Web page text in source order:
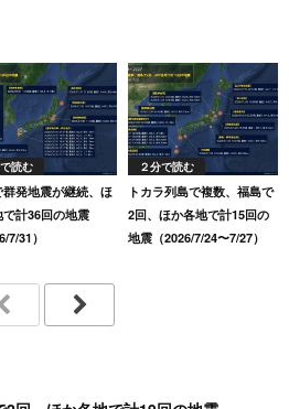
読む
群発地震が継続、ほ
で計36回の地震
7/31）
２分で読む
トカラ列島で複数、福島で
2回、ほか各地で計15回の
地震（2026/7/24〜7/27）